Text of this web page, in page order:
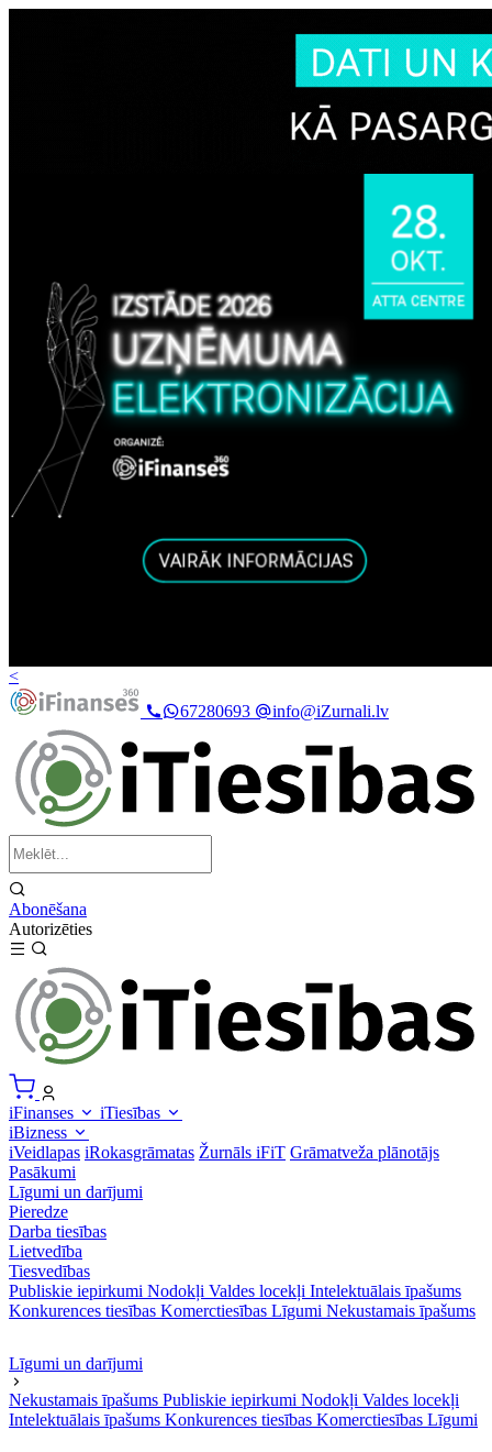
<
67280693
info@iZurnali.lv
Abonēšana
Autorizēties
iFinanses
iTiesības
iBizness
iVeidlapas iRokasgrāmatas Žurnāls iFiT Grāmatveža plānotājs
Pasākumi
Līgumi un darījumi
Pieredze
Darba tiesības
Lietvedība
Tiesvedības
Publiskie iepirkumi Nodokļi Valdes locekļi Intelektuālais īpašums
Konkurences tiesības Komerctiesības Līgumi Nekustamais īpašums
Līgumi un darījumi
Nekustamais īpašums Publiskie iepirkumi Nodokļi Valdes locekļi
Intelektuālais īpašums Konkurences tiesības Komerctiesības Līgumi